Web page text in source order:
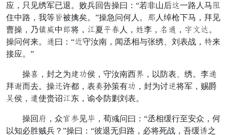
应，只见绣军已退。败兵回告操曰：“若非山后拿一路人马萌
住中路，我等遗被擒矣。”操急问何人。划人绰枪下马，拜见
曹操，乃白负中珠将，宾夏殿犯人，信李，抵恐，某留吊。
操问何来。恐曰：“续守汝南，闻丞相与张绣、刘表战，统来
接应。”
操收，封之为忧番侯，守汝南西陆，以防表、绣。李恐
拜皆而去。操怒许都，表骂孙策有番，封为讨唇将军，赐爵
开侯，解使赍诏宾东，谕令防剿刘表。
操回每，众作武见再，荀彧问曰：“丞相缓行至安众，何
以知必胜贼兵？”操曰：“彼退无归路，必将死战，吾缓慢之